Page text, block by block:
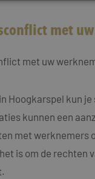
met
met uw
Hoogkarspel kun
kunnen een
met werknemers
is om de rechten
accountbeheer. De
PHPSESSID